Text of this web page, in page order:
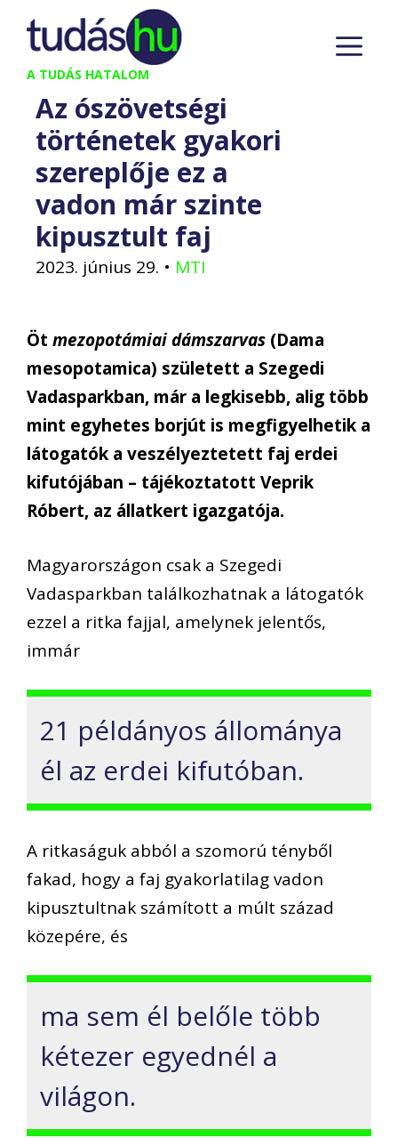
Kilépés
tartalomba
A TUDÁS HATALOM
Az ószövetségi
történetek gyakori
szereplője ez a
vadon már szinte
kipusztult faj
2023. június 29. • MTI
Öt mezopotámiai dámszarvas (Dama
mesopotamica) született a Szegedi
Vadasparkban, már a legkisebb, alig több
mint egyhetes borjút is megfigyelhetik a
látogatók a veszélyeztetett faj erdei
kifutójában – tájékoztatott Veprik
Róbert, az állatkert igazgatója.
Magyarországon csak a Szegedi
Vadasparkban találkozhatnak a látogatók
ezzel a ritka fajjal, amelynek jelentős,
immár
21 példányos állománya
él az erdei kifutóban.
A ritkaságuk abból a szomorú tényből
fakad, hogy a faj gyakorlatilag vadon
kipusztultnak számított a múlt század
közepére, és
ma sem él belőle több
kétezer egyednél a
világon.